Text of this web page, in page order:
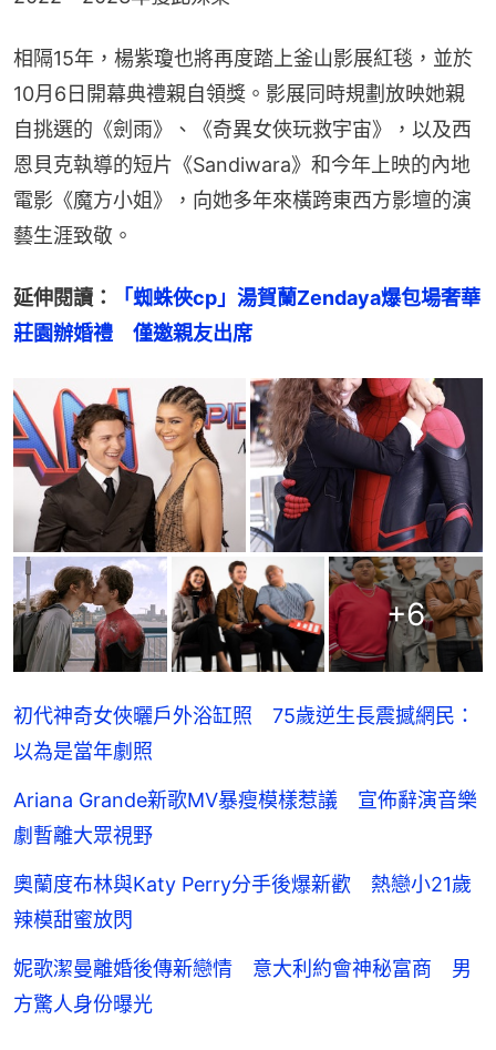
相隔15年，楊紫瓊也將再度踏上釜山影展紅毯，並於
10月6日開幕典禮親自領獎。影展同時規劃放映她親
自挑選的《劍雨》、《奇異女俠玩救宇宙》，以及西
恩貝克執導的短片《Sandiwara》和今年上映的內地
電影《魔方小姐》，向她多年來橫跨東西方影壇的演
藝生涯致敬。
延伸閱讀：
「蜘蛛俠cp」湯賀蘭Zendaya爆包場奢華
莊園辦婚禮　僅邀親友出席
+6
初代神奇女俠曬戶外浴缸照 75歲逆生長震撼網民：
以為是當年劇照
Ariana Grande新歌MV暴瘦模樣惹議 宣佈辭演音樂
劇暫離大眾視野
奧蘭度布林與Katy Perry分手後爆新歡 熱戀小21歲
辣模甜蜜放閃
妮歌潔曼離婚後傳新戀情 意大利約會神秘富商 男
方驚人身份曝光